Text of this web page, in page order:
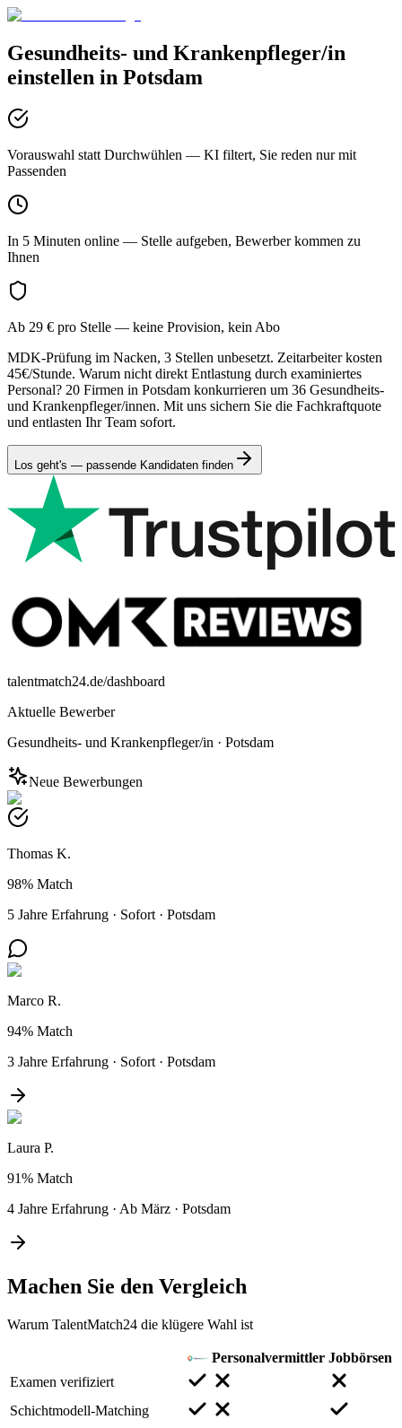
Gesundheits- und Krankenpfleger/in
einstellen in Potsdam
Vorauswahl statt Durchwühlen — KI filtert, Sie reden nur mit
Passenden
In 5 Minuten online — Stelle aufgeben, Bewerber kommen zu
Ihnen
Ab 29 € pro Stelle — keine Provision, kein Abo
MDK-Prüfung im Nacken, 3 Stellen unbesetzt. Zeitarbeiter kosten
45€/Stunde. Warum nicht direkt Entlastung durch examiniertes
Personal? 20 Firmen in Potsdam konkurrieren um 36 Gesundheits-
und Krankenpfleger/innen. Mit uns sichern Sie die Fachkraftquote
und entlasten Ihr Team sofort.
Los geht's — passende Kandidaten finden
talentmatch24.de/dashboard
Aktuelle Bewerber
Gesundheits- und Krankenpfleger/in · Potsdam
Neue Bewerbungen
Thomas K.
98% Match
5 Jahre Erfahrung · Sofort · Potsdam
Marco R.
94% Match
3 Jahre Erfahrung · Sofort · Potsdam
Laura P.
91% Match
4 Jahre Erfahrung · Ab März · Potsdam
Machen Sie den Vergleich
Warum TalentMatch24 die klügere Wahl ist
Personalvermittler Jobbörsen
Examen verifiziert
Schichtmodell-Matching